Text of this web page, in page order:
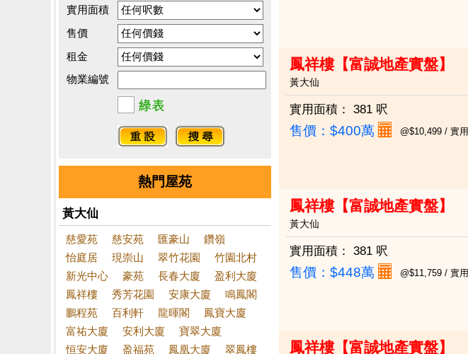
實用面積
售價
租金
物業編號
熱門屋苑
黃大仙
慈愛苑 慈安苑 匯豪山
鑽嶺
怡庭居
現崇山 翠竹花園
竹園北村
新光中心
豪苑 長春大廈
盈利大廈
鳳祥樓
秀芳花園 安康大廈
鳴鳳閣
鵬程苑
百利軒 龍暉閣
鳳寶大廈
富祐大廈
安利大廈
寶翠大廈
恒安大廈
盈福苑 鳳凰大廈
翠鳳樓
鳳祥樓【富誠地產實盤】
黃大仙
實用面積： 381 呎
售價： $400萬 @$10,499 / 實用
鳳祥樓【富誠地產實盤】
黃大仙
實用面積： 381 呎
售價： $448萬 @$11,759 / 實用
鳳祥樓【富誠地產實盤】